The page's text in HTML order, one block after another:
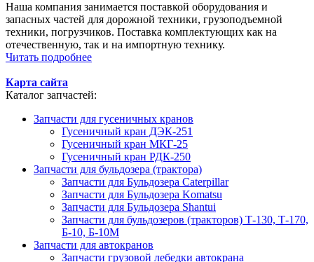
Наша компания занимается поставкой оборудования и
запасных частей для дорожной техники, грузоподъемной
техники, погрузчиков. Поставка комплектующих как на
отечественную, так и на импортную технику.
Читать подробнее
Карта сайта
Каталог запчастей:
Запчасти для гусеничных кранов
Гусеничный кран ДЭК-251
Гусеничный кран МКГ-25
Гусеничный кран РДК-250
Запчасти для бульдозера (трактора)
Запчасти для Бульдозера Caterpillar
Запчасти для Бульдозера Komatsu
Запчасти для Бульдозера Shantui
Запчасти для бульдозеров (тракторов) Т-130, Т-170,
Б-10, Б-10М
Запчасти для автокранов
Запчасти грузовой лебедки автокрана